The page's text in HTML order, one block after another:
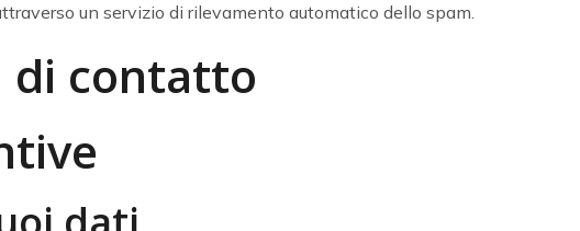
un servizio di rilevamento automatico dello spam.
di contatto